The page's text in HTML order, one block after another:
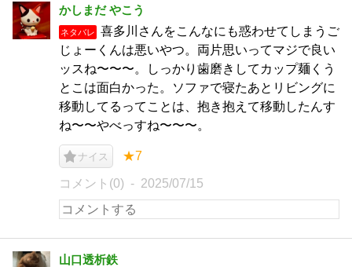
かしまだ やこう
ネタバレ
喜多川さんをこんなにも惑わせてしまうご
じょーくんは悪いやつ。両片思いってマジで良い
ッスね〜〜〜。しっかり歯磨きしてカップ麺くう
とこは面白かった。ソファで寝たあとリビングに
移動してるってことは、抱き抱えて移動したんす
ね〜〜やべっすね〜〜〜。
ナイス ★7
コメント(0) 2025/07/15
山口透析鉄